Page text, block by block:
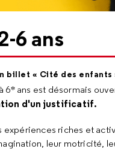
6 ans
billet « Cité des enfants
6* ans est désormais
d'un justificatif.
riches et
leur motricité,